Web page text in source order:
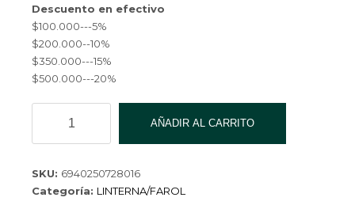
Descuento en efectivo
$100.000---5%
$200.000--10%
$350.000---15%
$500.000---20%
VENTILADOR
USB
MD-
AÑADIR AL CARRITO
SKU: 6940250728016
Categoría: LINTERNA/FAROL